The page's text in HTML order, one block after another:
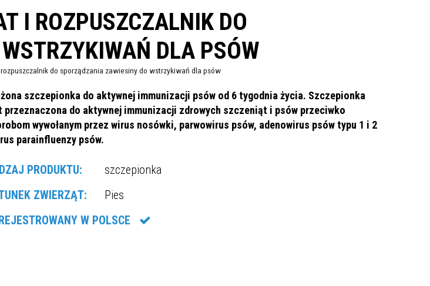
I ROZPUSZCZALNIK DO
DLA PSÓW
do sporządzania zawiesiny do wstrzykiwań dla psów
szczepionka do aktywnej immunizacji psów od 6 tygodnia życia. Szczepionka
przeznaczona do aktywnej immunizacji zdrowych szczeniąt i psów przeciwko
wywołanym przez wirus nosówki, parwowirus psów, adenowirus psów typu 1 i 2
parainfluenzy psów.
PRODUKTU:
szczepionka
ZWIERZĄT:
Pies
W POLSCE